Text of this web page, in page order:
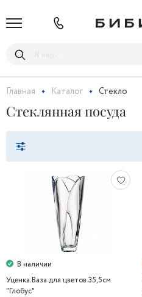
Главная Каталог Стекло
Стеклянная посуда
В наличии
Уценка.Ваза для цветов 35,5cм
"Глобус"